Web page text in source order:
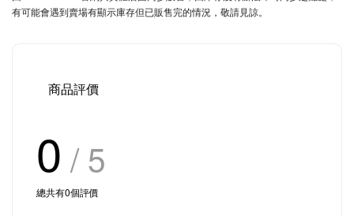
有可能會遇到賣場有顯示庫存但已販售完的情況，敬請見諒。
商品評價
0 / 5
總共有0個評價